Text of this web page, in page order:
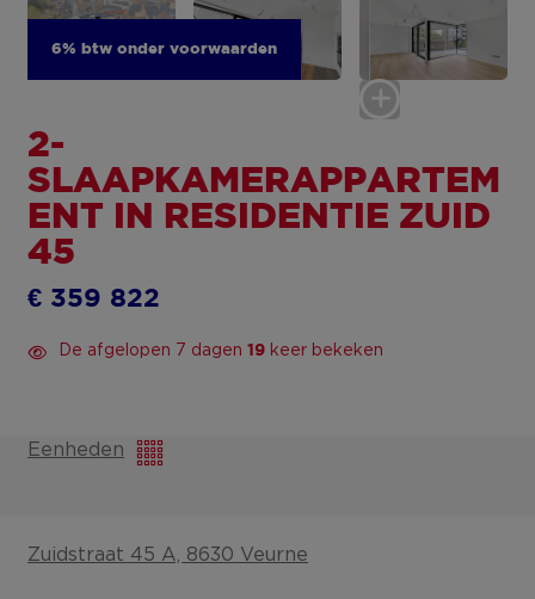
2-
SLAAPKAMERAPPARTEM
ENT IN RESIDENTIE ZUID
45
De afgelopen 7 dagen19 keer bekeken
€ 359 822
Eenheden
6% btw onder voorwaarden
Zuidstraat 45 A, 8630 Veurne